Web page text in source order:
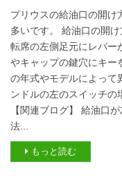
プリウスの給油口の開け
多いです。 給油口の開
転席の左側足元にレバー
やキャップの鍵穴にキー
の年式やモデルによっ
ンドルの左のスイッチ
【関連ブログ】 給油口
法...
もっと読む